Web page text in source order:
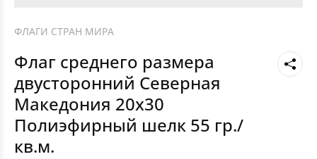
ФЛАГИ СТРАН МИРА
Флаг среднего размера
двусторонний Северная
Македония 20х30
Полиэфирный шелк 55 гр./
кв.м.